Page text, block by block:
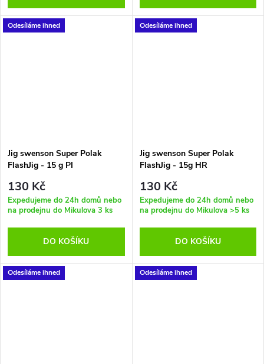
Odesíláme ihned
Jig swenson Super Polak
FlashJig - 15 g PI
130 Kč
Expedujeme do 24h domů nebo
na prodejnu do Mikulova 3 ks
DO KOŠÍKU
Odesíláme ihned
Jig swenson Super Polak
FlashJig - 15g HR
130 Kč
Expedujeme do 24h domů nebo
na prodejnu do Mikulova >5 ks
DO KOŠÍKU
Odesíláme ihned Odesíláme ihned